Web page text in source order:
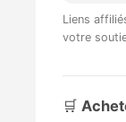
Liens
votre
🛒